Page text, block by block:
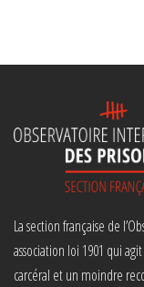
La section française de
association loi 1901 qui
carcéral et un moindre